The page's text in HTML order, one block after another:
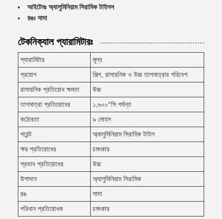
আইটেমঃ অ্যালুমিনিয়াম সিরামিক টাইলস
রঙঃ সাদা
টেকনিক্যাল প্যারামিটারঃ
প্যারামিটার
মূল্য
প্রয়োগ
শিল্প, রাসায়নিক ও উচ্চ তাপমাত্রার পরিবেশ
রাসায়নিক প্রতিরোধ ক্ষমতা
উচ্চ
তাপমাত্রা প্রতিরোধের
১,৬০০°সি পর্যন্ত
কঠোরতা
৯ মোহস
পয়েন্ট
অ্যালুমিনিয়াম সিরামিক টাইল
ক্ষয় প্রতিরোধের
চমৎকার
প্রভাব প্রতিরোধের
উচ্চ
উপাদান
অ্যালুমিনিয়াম সিরামিক
রঙ
সাদা
পরিধান প্রতিরোধক
চমৎকার